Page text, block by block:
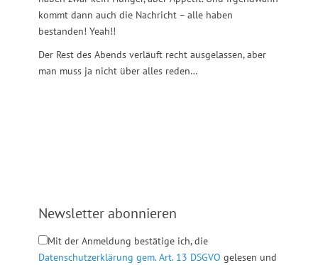
kommt dann auch die Nachricht – alle haben
bestanden! Yeah!!
Der Rest des Abends verläuft recht ausgelassen, aber
man muss ja nicht über alles reden…
Newsletter abonnieren
Mit der Anmeldung bestätige ich, die
Datenschutzerklärung gem. Art. 13 DSGVO gelesen und